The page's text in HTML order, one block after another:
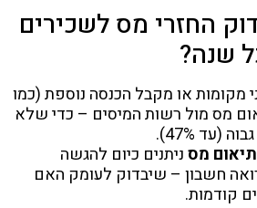
החזרי מס לשכירים
שנה?
מקומות או מקבל הכנסה נוספת (כמו
מס מול רשות המיסים – כדי שלא
(עד 47%).
מסניתנים כיום להגשה
חשבון – שיבדוק לעומק האם
קודמות.